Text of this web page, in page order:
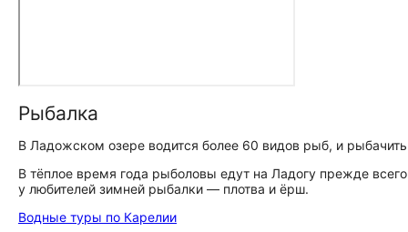
Рыбалка
В Ладожском озере водится более 60 видов рыб, и
В тёплое время года рыболовы едут на Ладогу прежде
у любителей зимней рыбалки — плотва и ёрш.
Водные туры по Карелии